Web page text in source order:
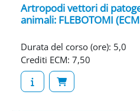
Artropodi vettori di
animali: FLEBOTOMI
Durata del corso (ore): 5,0
Crediti ECM: 7,50